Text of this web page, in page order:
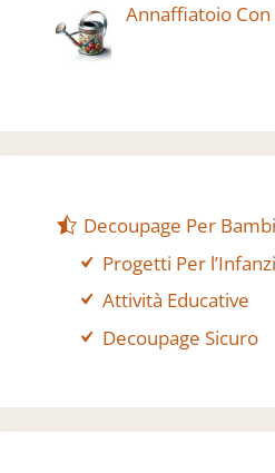
Annaffiatoio Con
Decoupage Per
Progetti Per
Attività Educative
Decoupage Sicuro